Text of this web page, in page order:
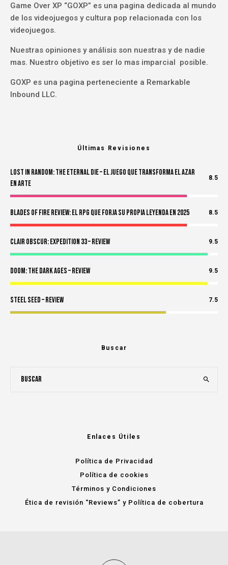
Game Over XP “GOXP” es una pagina dedicada al mundo
de los videojuegos y cultura pop relacionada con los
videojuegos.
Nuestras opiniones y análisis son nuestras y de nadie
mas. Nuestro objetivo es ser lo mas imparcial posible.
GOXP es una pagina perteneciente a Remarkable
Inbound LLC.
Últimas Revisiones
Lost in Random: The Eternal Die – El Juego Que Transforma el Azar
en Arte
8.5
Blades of Fire Review: El RPG Que Forja Su Propia Leyenda en 2025 8.5
Clair Obscur: Expedition 33 – Review 9.5
Doom: The Dark Ages – Review 9.5
Steel Seed – Review 7.5
Buscar
Enlaces Útiles
Política de Privacidad
Política de cookies
Términos y Condiciones
Ética de revisión “Reviews” y Política de cobertura